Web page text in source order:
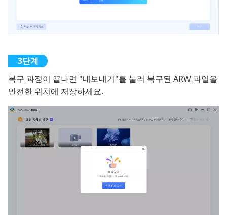
복구 과정이 끝나면 "내보내기"를 눌러 복구된 ARW 파일을
안전한 위치에 저장하세요.